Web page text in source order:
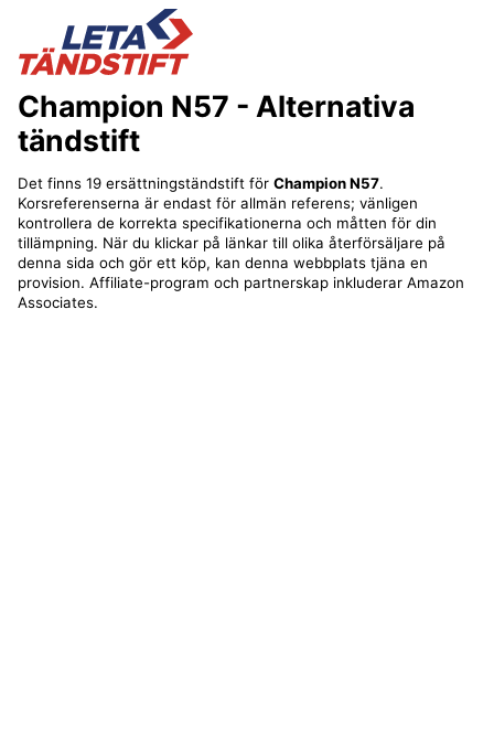
Champion N57 - Alternativa
tändstift
Det finns 19 ersättningständstift för Champion N57.
Korsreferenserna är endast för allmän referens; vänligen
kontrollera de korrekta specifikationerna och måtten för din
tillämpning. När du klickar på länkar till olika återförsäljare på
denna sida och gör ett köp, kan denna webbplats tjäna en
provision. Affiliate-program och partnerskap inkluderar Amazon
Associates.